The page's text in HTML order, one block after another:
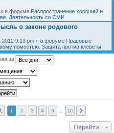
» в форуме Распространение хорошей и
Деятельность со СМИ
о законе родового
2012 9:13 pm » в форуме Правовые
поместью. Защита против клеветы
за
1 2 3 4 5 10
Перейти